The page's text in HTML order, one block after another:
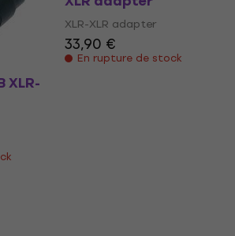
XLR-XLR adapter
33,90 €
En rupture de stock
XLR-